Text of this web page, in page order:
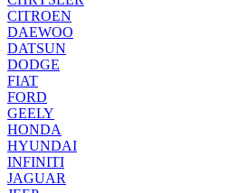
CITROEN
DAEWOO
DATSUN
DODGE
FIAT
FORD
GEELY
HONDA
HYUNDAI
INFINITI
JAGUAR